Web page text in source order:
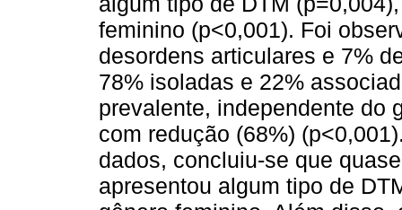
feminino (p<0,001). Foi
desordens articulares e 7%
78% isoladas e 22%
prevalente, independente do
com redução (68%)
dados, concluiu-se que
apresentou algum tipo de